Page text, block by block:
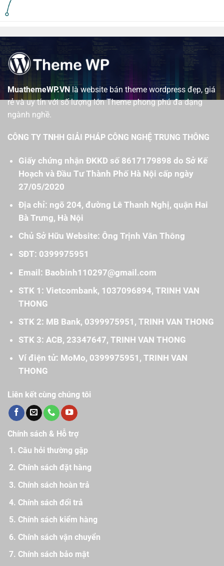
MuathemeWP.VNlà website bán theme wordpress đẹp, giá
rẻ và uy tín với số lượng lớn Theme phong phú đa dạng
ngành nghề.
CÔNG TY TNHH GIẢI PHÁP CÔNG NGHỆ TRUNG THÔNG
Giấy chứng nhận ĐKKD số 8617179898 do Sở Kế
Hoạch và Đầu Tư Thành Phố Hà Nội cấp ngày
27/05/2020
Địa chỉ: ngõ 204, đường Lê Thanh Nghị, quận Hai
Bà Trưng, Hà Nội
Chủ Sở Hữu Website: Ông Trịnh Văn Thông
SĐT: 0399975951
Email: Baobinh110297@gmail.com
STK 1: Vietcombank, 1037096894, TRINH VAN
THONG
STK 2: MB Bank, 0399975951, TRINH VAN THONG
STK 3: ACB, 23347647, TRINH VAN THONG
Ví điện tử: MoMo, 0399975951, TRINH VAN
THONG
Liên kết cùng chúng tôi
Chính sách & Hỗ trợ
Câu hỏi thường gặp
Chính sách đặt hàng
Chính sách hoàn trả
Chính sách đổi trả
Chính sách kiểm hàng
Chính sách vận chuyển
Chính sách bảo mật